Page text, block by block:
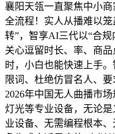
襄阳天瓴一直聚焦中小
全流程！实人从播难以
转”，智享AI三代以“合
关心逗留时长、率、商
时，小白也能快速上手
限词、杜绝仿冒名人、
2026年中国无人曲播市
灯光等专业设备，无论
业设备、无需编程根本